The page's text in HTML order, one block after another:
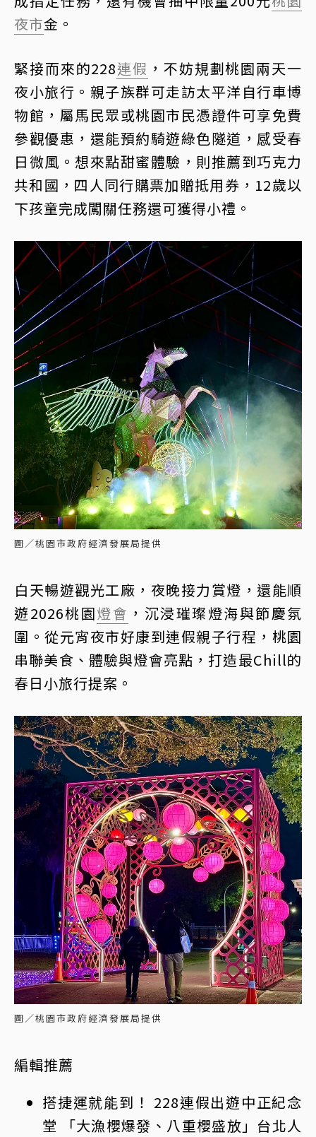
夜市金。
緊接而來的228連假 ，不妨規劃桃園兩天一
夜小旅行。親子族群可走訪太平洋自行車博
物館，屬馬民眾或桃園市民憑證件可享免費
參觀優惠，還能預約騎遊綠色隧道，感受春
日微風。想來點甜蜜體驗，則推薦到巧克力
共和國，四人同行購票加贈抵用券，12歲以
下孩童完成闖關任務還可獲得小禮。
圖／桃園市政府經濟發展局提供
白天暢遊觀光工廠，夜晚接力賞燈，還能順
遊2026桃園燈會 ，沉浸璀璨燈海與節慶氛
圍。從元宵夜市好康到連假親子行程，桃園
串聯美食、體驗與燈會亮點，打造最Chill的
春日小旅行提案。
圖／桃園市政府經濟發展局提供
編輯推薦
搭捷運就能到！ 228連假出遊中正紀念
堂 「大漁櫻爆發、八重櫻盛放」台北人